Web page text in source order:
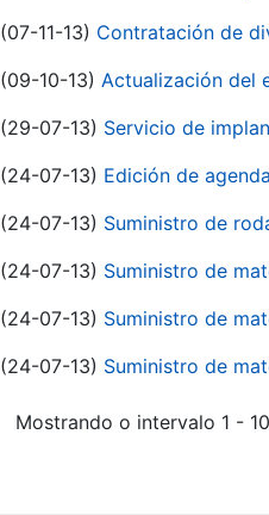
(07-11-13) Contratación de
(09-10-13) Actualización del
(29-07-13) Servicio de
(24-07-13) Edición de
(24-07-13) Suministro de
(24-07-13) Suministro de
(24-07-13) Suministro de
(24-07-13) Suministro de
Mostrando o intervalo 1 -